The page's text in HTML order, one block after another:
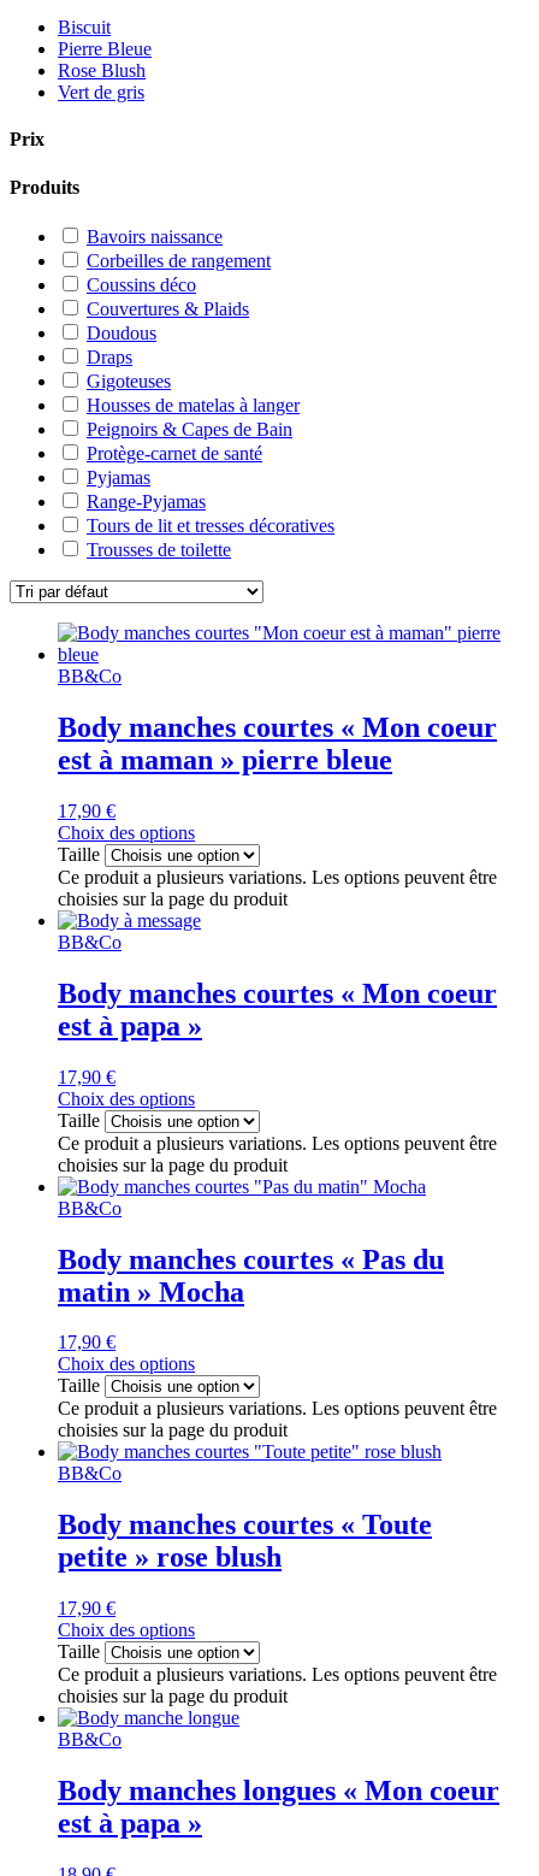
Biscuit
Pierre Bleue
Rose Blush
Vert de gris
Prix
Produits
Bavoirs naissance
Corbeilles de rangement
Coussins déco
Couvertures & Plaids
Doudous
Draps
Gigoteuses
Housses de matelas à langer
Peignoirs & Capes de Bain
Protège-carnet de santé
Pyjamas
Range-Pyjamas
Tours de lit et tresses décoratives
Trousses de toilette
BB&Co
Body manches courtes « Mon coeur
est à maman » pierre bleue
17,90 €
Choix des options
Taille
Ce produit a plusieurs variations. Les options peuvent être
choisies sur la page du produit
BB&Co
Body manches courtes « Mon coeur
est à papa »
17,90 €
Choix des options
Taille
Ce produit a plusieurs variations. Les options peuvent être
choisies sur la page du produit
BB&Co
Body manches courtes « Pas du
matin » Mocha
17,90 €
Choix des options
Taille
Ce produit a plusieurs variations. Les options peuvent être
choisies sur la page du produit
BB&Co
Body manches courtes « Toute
petite » rose blush
17,90 €
Choix des options
Taille
Ce produit a plusieurs variations. Les options peuvent être
choisies sur la page du produit
BB&Co
Body manches longues « Mon coeur
est à papa »